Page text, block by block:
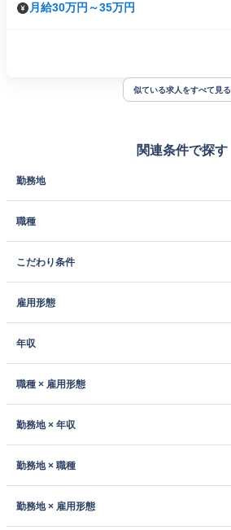
月給30万円～35万円
似ている求人をすべて見る
関連条件で探す
勤務地
職種
こだわり条件
雇用形態
年収
職種 × 雇用形態
勤務地 × 年収
勤務地 × 職種
勤務地 × 雇用形態